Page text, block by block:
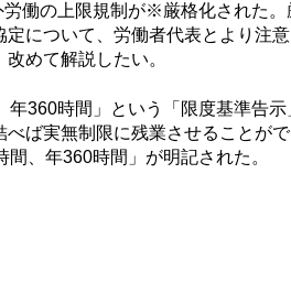
働の上限規制が※厳格化された。
定について、労働者代表とより注
めて解説したい。
360時間」という「限度基準告
べば実無制限に残業させることが
、年360時間」が明記された。